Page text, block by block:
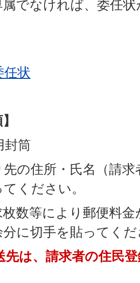
属でなければ、委任
任状
封筒
の住所・氏名（請
ください。
数等により郵便料
に切手を貼ってく
先は、請求者の住民